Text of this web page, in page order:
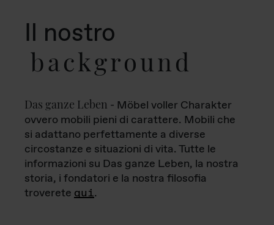
Il nostro
background
Das ganze Leben - Möbel voller Charakter
ovvero mobili pieni di carattere. Mobili che
si adattano perfettamente a diverse
circostanze e situazioni di vita. Tutte le
informazioni su Das ganze Leben, la nostra
storia, i fondatori e la nostra filosofia
troverete qui.